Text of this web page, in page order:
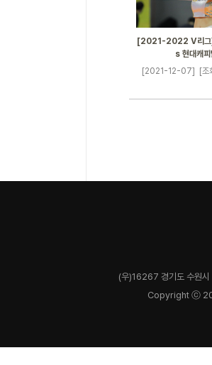
[2021-2022 V리그
s 현대캐피
[2021-12-07]
[조
(우)16267 경기도 수원
Copyright ⓒ